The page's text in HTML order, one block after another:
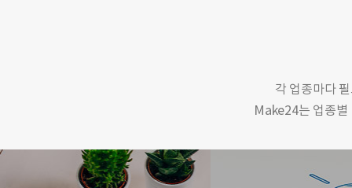
각 업종마다
Make24는 업종별